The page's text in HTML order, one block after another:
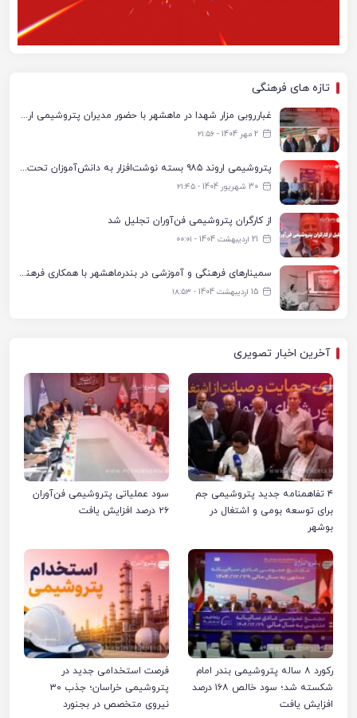
تازه های فرهنگی
غبارروبی مزار شهدا در ماهشهر با حضور مدیران پتروشیمی اروند و مسئولان شهری
2 مهر 1404 - ۲۱:۵۶
پتروشیمی اروند ۹۸۵ بسته نوشت‌افزار به دانش‌آموزان تحت پوشش کمیته امداد بندرماهشهر اهدا کرد
30 شهریور 1404 - ۲۱:۴۵
از کارگران پتروشیمی فن‌آوران تجلیل شد
21 اردیبهشت 1404 - ۰۰:۰۱
سمینارهای فرهنگی و آموزشی در بندرماهشهر با همکاری فرهنگ‌سرای پتروشیمی مارون
15 اردیبهشت 1404 - ۱۸:۵۳
آخرین اخبار تصویری
۴ تفاهمنامه جدید پتروشیمی جم
برای توسعه بومی و اشتغال در
بوشهر
سود عملیاتی پتروشیمی فن‌آوران
۲۶ درصد افزایش یافت
رکورد ۸ ساله پتروشیمی بندر امام
شکسته شد؛ سود خالص ۱۶۸ درصد
افزایش یافت
فرصت استخدامی جدید در
پتروشیمی خراسان؛ جذب ۳۰
نیروی متخصص در بجنورد